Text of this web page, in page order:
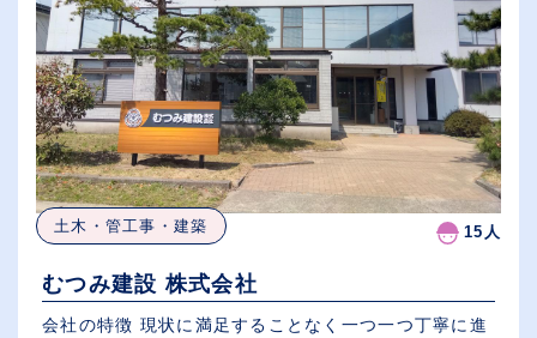
土木・管工事・建築 15人
むつみ建設 株式会社
会社の特徴 現状に満足することなく一つ一つ丁寧に進